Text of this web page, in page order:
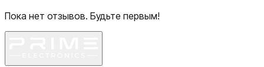
Пока нет отзывов. Будьте первым!